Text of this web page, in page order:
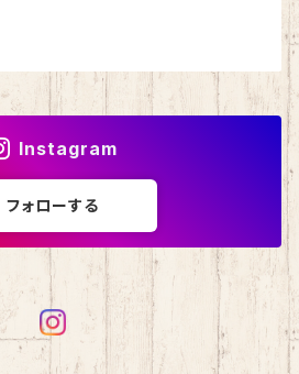
Instagram
フォローする